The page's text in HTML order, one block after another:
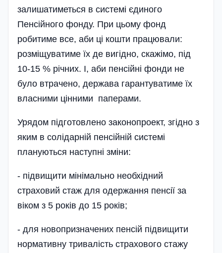
залишатиметься в системі єдиного
Пенсійного фонду. При цьому фонд
робитиме все, аби ці кошти працювали:
розміщуватиме їх де вигідно, скажімо, під
10-15 % річних. І, аби пенсійні фонди не
було втрачено, держава гарантуватиме їх
власними цінними паперами.
Урядом підготовлено законопроект, згідно з
яким в солідарній пенсійній системі
плануються наступні зміни:
- підвищити мінімально необхідний
страховий стаж для одержання пенсії за
віком з 5 років до 15 років;
- для новопризначених пенсій підвищити
нормативну тривалість страхового стажу